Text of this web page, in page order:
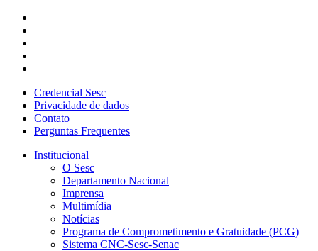
Credencial Sesc
Privacidade de dados
Contato
Perguntas Frequentes
Institucional
O Sesc
Departamento Nacional
Imprensa
Multimídia
Notícias
Programa de Comprometimento e Gratuidade (PCG)
Sistema CNC-Sesc-Senac